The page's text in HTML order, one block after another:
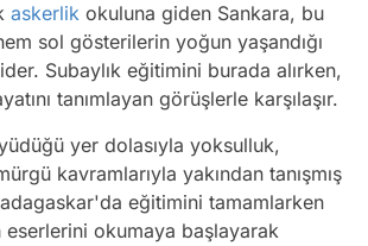
askerlik okuluna giden Sankara, bu
sol gösterilerin yoğun yaşandığı
Subaylık eğitimini burada alırken,
tanımlayan görüşlerle karşılaşır.
yer dolasıyla yoksulluk,
kavramlarıyla yakından tanışmış
eğitimini tamamlarken
eserlerini okumaya başlayarak